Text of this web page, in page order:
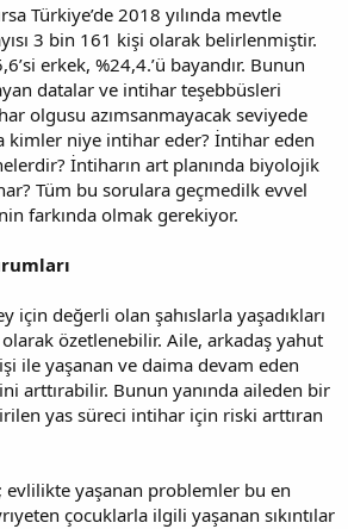
Türkiye’de 2018 yılında mevtle
3 bin 161 kişi olarak belirlenmiştir.
erkek, %24,4.’ü bayandır. Bunun
datalar ve intihar teşebbüsleri
olgusu azımsanmayacak seviyede
kimler niye intihar eder? İntihar eden
İntiharın art planında biyolojik
Tüm bu sorulara geçmedilk evvel
farkında olmak gerekiyor.
için değerli olan şahıslarla yaşadıkları
olarak özetlenebilir. Aile, arkadaş yahut
ile yaşanan ve daima devam eden
arttırabilir. Bunun yanında aileden bir
yas süreci intihar için riski arttıran
yaşanan problemler bu en
çocuklarla ilgili yaşanan sıkıntılar